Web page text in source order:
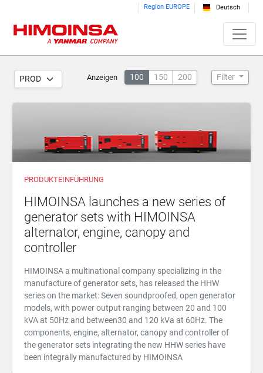
Region EUROPE Deutsch
Filter
Anzeigen 100 150 200
PRODUKTEINFÜHRUNG
HIMOINSA launches a new series of
generator sets with HIMOINSA
alternator, engine, canopy and
controller
HIMOINSA a multinational company specializing in the
manufacture of generator sets, has released the HHW
series on the market: Seven soundproofed, open generator
models, with power output ranging between 20 and 100
kVA at 50Hz and between30 and 120 kVa at 60Hz. The
components, engine, alternator, canopy and controller of
the generator sets integrating the new HHW series have
been integrally manufactured by HIMOINSA